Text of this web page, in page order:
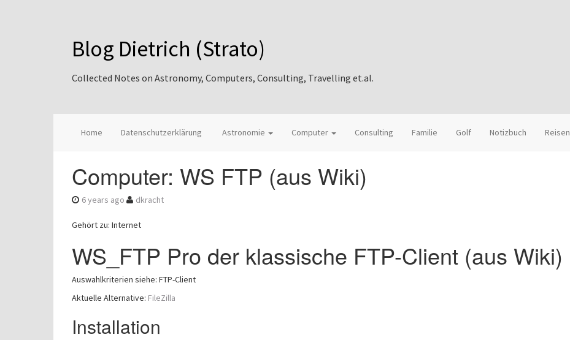
Blog Dietrich (Strato)
Collected Notes on Astronomy, Computers, Consulting, Travelling et.al.
Home Datenschutzerklärung Astronomie Computer Consulting Familie Golf Notizbuch Reisen
Computer: WS FTP (aus Wiki)
6 years ago dkracht
Gehört zu: Internet
WS_FTP Pro der klassische FTP-Client (aus Wiki)
Auswahlkriterien siehe: FTP-Client
Aktuelle Alternative: FileZilla
Installation